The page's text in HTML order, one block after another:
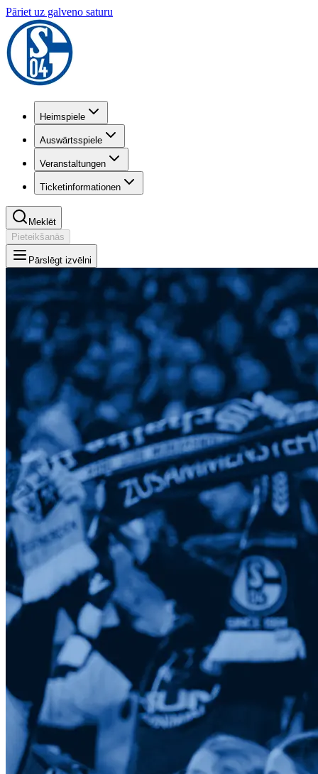
Pāriet uz galveno saturu
Heimspiele
Auswärtsspiele
Veranstaltungen
Ticketinformationen
Meklēt
Pieteikšanās
Pārslēgt izvēlni